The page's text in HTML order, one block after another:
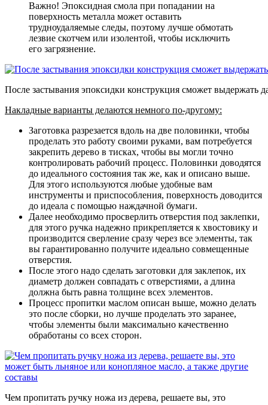
Важно! Эпоксидная смола при попадании на
поверхность металла может оставить
трудноудаляемые следы, поэтому лучше обмотать
лезвие скотчем или изолентой, чтобы исключить
его загрязнение.
После застывания эпоксидки конструкция сможет выдержать
Накладные варианты делаются немного по-другому:
Заготовка разрезается вдоль на две половинки, чтобы
проделать это работу своими руками, вам потребуется
закрепить дерево в тисках, чтобы вы могли точно
контролировать рабочий процесс. Половинки доводятся
до идеального состояния так же, как и описано выше.
Для этого используются любые удобные вам
инструменты и приспособления, поверхность доводится
до идеала с помощью наждачной бумаги.
Далее необходимо просверлить отверстия под заклепки,
для этого ручка надежно прикрепляется к хвостовику и
производится сверление сразу через все элементы, так
вы гарантированно получите идеально совмещенные
отверстия.
После этого надо сделать заготовки для заклепок, их
диаметр должен совпадать с отверстиями, а длина
должна быть равна толщине всех элементов.
Процесс пропитки маслом описан выше, можно делать
это после сборки, но лучше проделать это заранее,
чтобы элементы были максимально качественно
обработаны со всех сторон.
Чем пропитать ручку ножа из дерева, решаете вы, это